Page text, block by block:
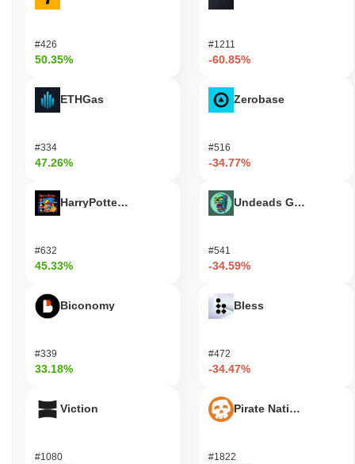
#426
50.35%
ETHGas
#334
47.26%
HarryPotterObamaSonic10Inu (ETH)
#632
45.33%
Biconomy
#339
33.18%
Viction
#1080
#1211
-60.85%
Zerobase
#516
-34.77%
Undeads Games
#541
-34.59%
Bless
#472
-34.47%
Pirate Nation Token
#1822